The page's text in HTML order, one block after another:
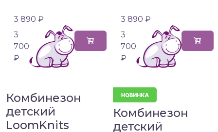
3 890 ₽
3
700
₽
3 890 ₽
3
700
₽
Комбинезон
детский
LoomKnits
Комбинезон
детский